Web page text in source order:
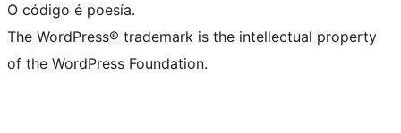
O código é poesía.
The WordPress® trademark is the intellectual property
of the WordPress Foundation.